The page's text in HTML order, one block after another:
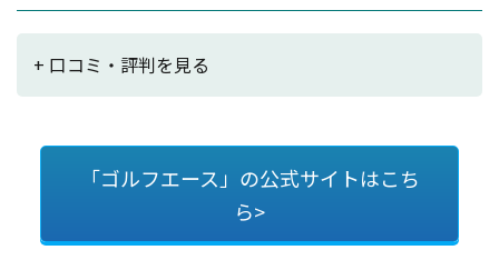
+ 口コミ・評判を見る
「ゴルフエース」の公式サイトはこち
ら>